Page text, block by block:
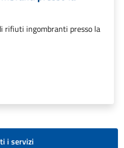
rifiuti ingombranti presso la
i servizi